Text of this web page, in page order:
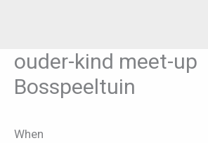
ouder-kind meet-up
Bosspeeltuin
When